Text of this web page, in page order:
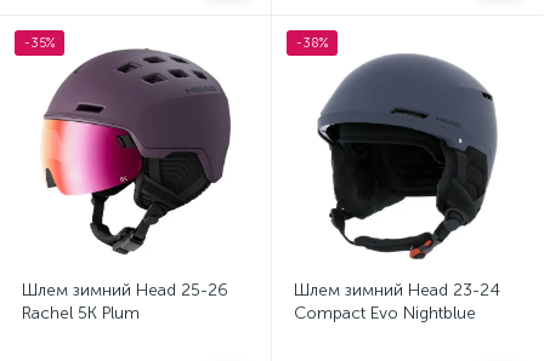
-35%
Шлем зимний Head 25-26
Rachel 5K Plum
-38%
Шлем зимний Head 23-24
Compact Evo Nightblue